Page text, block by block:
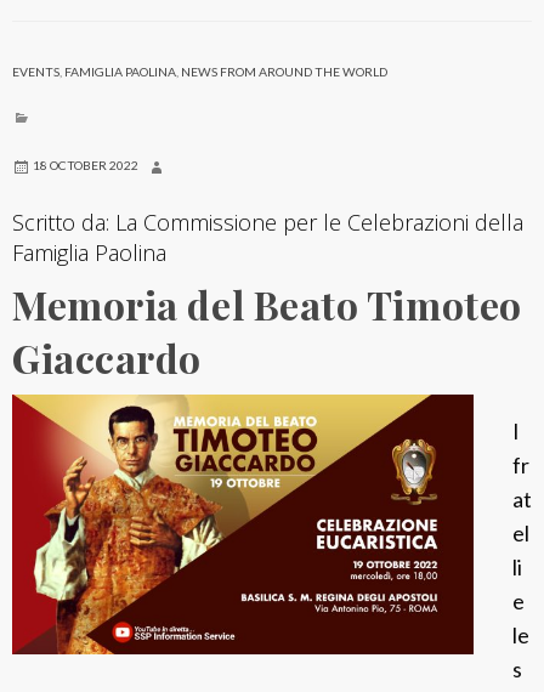
EVENTS, FAMIGLIA PAOLINA, NEWS FROM AROUND THE WORLD
18 OCTOBER 2022
Scritto da: La Commissione per le Celebrazioni della
Famiglia Paolina
Memoria del Beato Timoteo
Giaccardo
I
fr
at
el
li
e
le
s